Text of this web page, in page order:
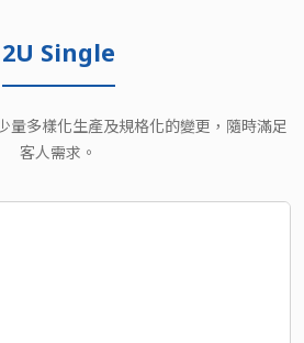
2U Single
量多樣化生產及規格化的變更，隨時滿足
客人需求。